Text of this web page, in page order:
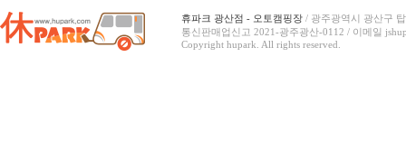
휴파크 광산점 - 오토캠핑장 / 광주광역시 광산구
통신판매업신고 2021-광주광산-0112 / 이메일
Copyright hupark. All rights reserved.